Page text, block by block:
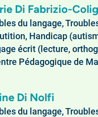
Di Fabrizio-
du langage,
Handicap
écrit (lecture,
Pédagogique de
Di Nolfi
du langage,